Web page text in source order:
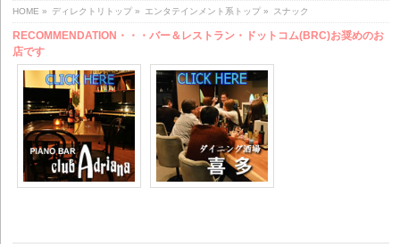
HOME » ディレクトリトップ » エンタテインメント系トップ » スナック
RECOMMENDATION・・・バー＆レストラン・ドットコム(BRC)お奨めのお
店です